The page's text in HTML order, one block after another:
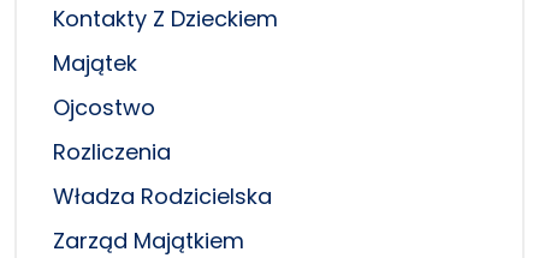
Kontakty Z Dzieckiem
Majątek
Ojcostwo
Rozliczenia
Władza Rodzicielska
Zarząd Majątkiem